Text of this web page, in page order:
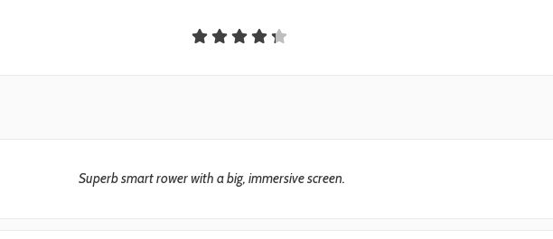
Superb smart rower with a big, immersive screen.